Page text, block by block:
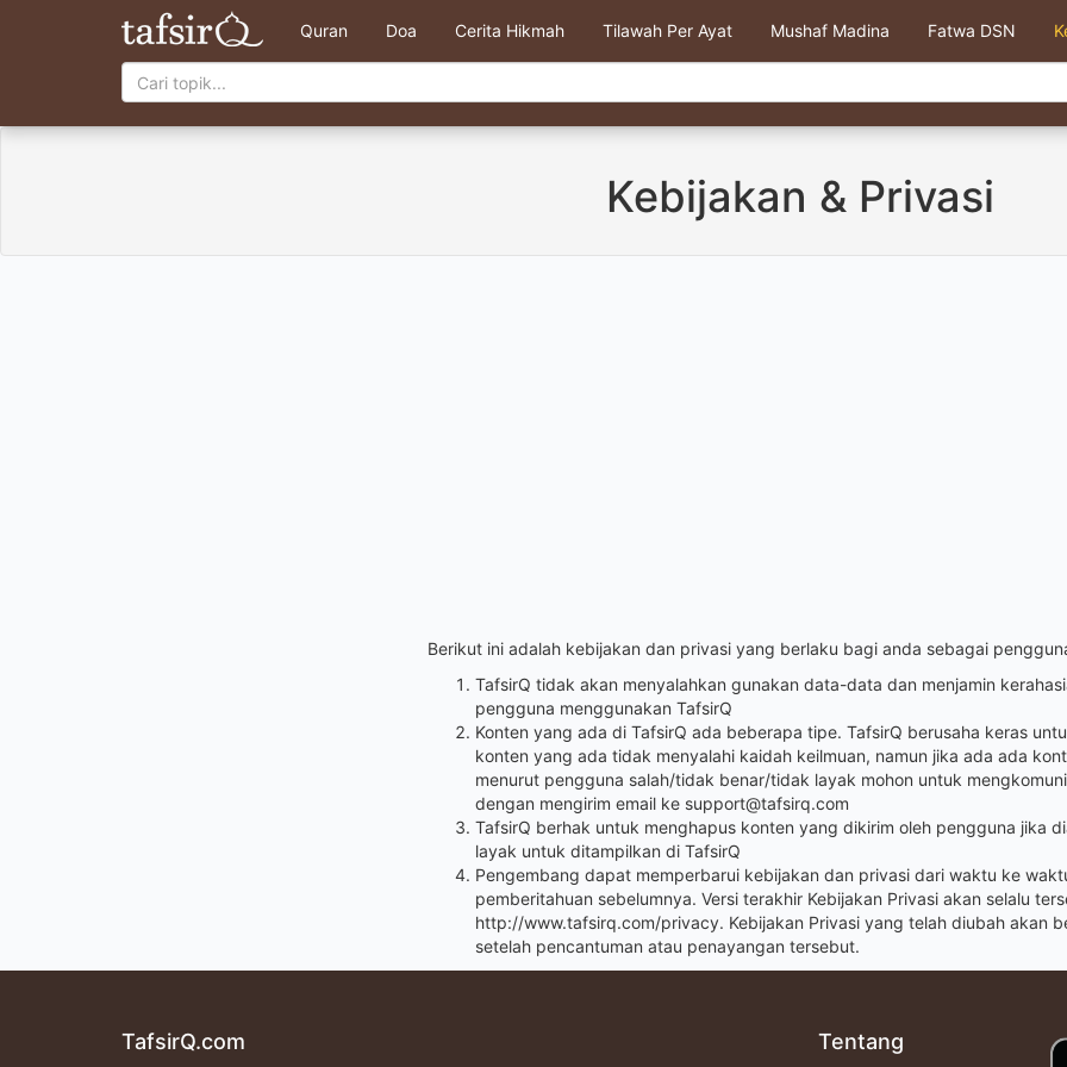
Quran Doa Cerita Hikmah Tilawah Per Ayat Mushaf Madina Fatwa DSN
Kebijakan & Privasi
Berikut ini adalah kebijakan dan privasi yang berlaku bagi anda sebagai
TafsirQ tidak akan menyalahkan gunakan data-data dan menjamin
pengguna menggunakan TafsirQ
Konten yang ada di TafsirQ ada beberapa tipe. TafsirQ berusaha keras
konten yang ada tidak menyalahi kaidah keilmuan, namun jika ada ada
menurut pengguna salah/tidak benar/tidak layak mohon untuk
dengan mengirim email ke support@tafsirq.com
TafsirQ berhak untuk menghapus konten yang dikirim oleh pengguna jika
layak untuk ditampilkan di TafsirQ
Pengembang dapat memperbarui kebijakan dan privasi dari waktu ke
pemberitahuan sebelumnya. Versi terakhir Kebijakan Privasi akan selalu
http://www.tafsirq.com/privacy. Kebijakan Privasi yang telah diubah akan
setelah pencantuman atau penayangan tersebut.
TafsirQ.com Tentang